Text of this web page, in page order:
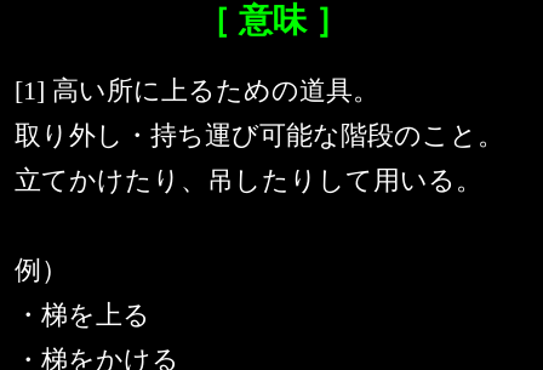
［ 意味 ］
[1] 高い所に上るための道具。
取り外し・持ち運び可能な階段のこと。
立てかけたり、吊したりして用いる。
例）
・梯を上る
・梯をかける